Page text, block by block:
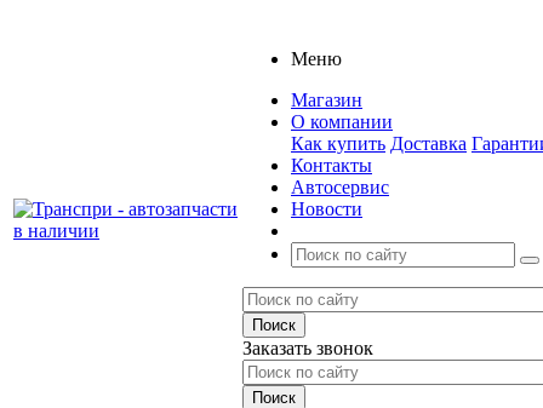
Меню
Магазин
О компании
Как купить Доставка
Контакты
Автосервис
Новости
Заказать звонок